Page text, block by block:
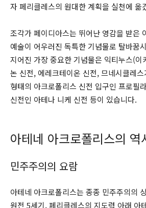
자 페리클레스의 원대한 계획을 실천에 옮
조각가 페이디아스는 뛰어난 영감을 받은
예술이 어우러진 독특한 기념물로 탈바꿈
지어진 가장 중요한 기념물은 익티누스(이
논 신전, 에레크테이온 신전, 므네시클레
형태의 아크로폴리스 신전 입구인 프로필
신전인 아테나 니케 신전 등이 있습니다.
아테네 아크로폴리스의 역
민주주의의 요람
아테네 아크로폴리스는 종종 민주주의의
원전 5세기, 페리클레스의 지도력 아래 아